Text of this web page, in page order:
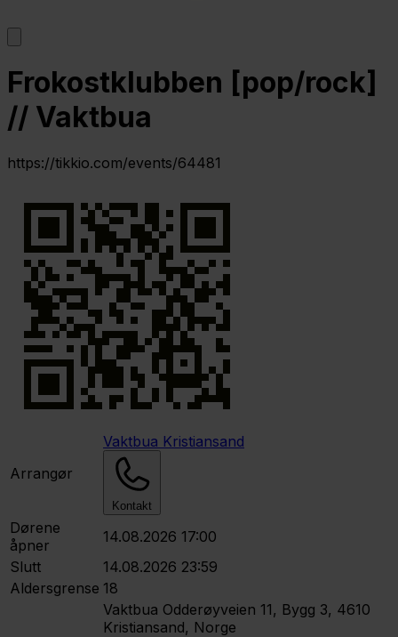
Frokostklubben [pop/rock]
// Vaktbua
https://tikkio.com/events/64481
Arrangør
Vaktbua Kristiansand
Kontakt
Dørene
åpner
14.08.2026 17:00
Slutt
14.08.2026 23:59
Aldersgrense 18
Vaktbua Odderøyveien 11, Bygg 3, 4610
Kristiansand, Norge